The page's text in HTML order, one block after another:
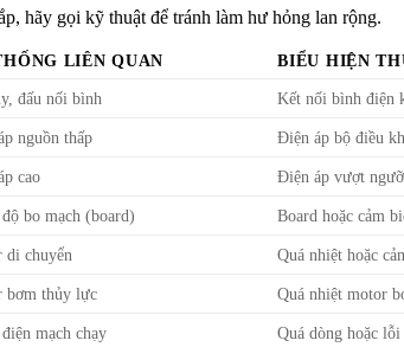
hãy gọi kỹ thuật để tránh làm hư hỏng lan rộng.
LIÊN QUAN
BIỂU HIỆN
đấu nối bình Kết nối bình điện
nguồn thấp Điện áp bộ điều
cao Điện áp vượt
bo mạch (board) Board hoặc cảm
di chuyển Quá nhiệt hoặc
bơm thủy lực Quá nhiệt motor
mạch chạy Quá dòng hoặc